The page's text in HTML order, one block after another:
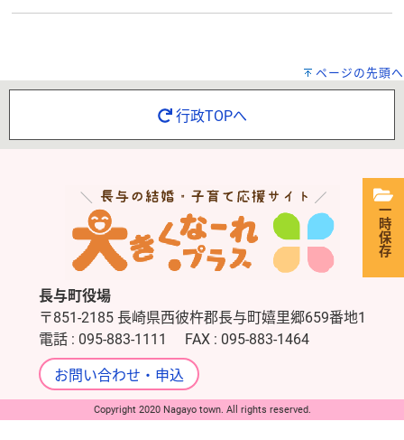
ページの先頭へ
行政TOPへ
長与町役場
〒851-2185 長崎県西彼杵郡長与町嬉里郷659番地1
電話 : 095-883-1111 FAX : 095-883-1464
お問い合わせ・申込
Copyright 2020 Nagayo town. All rights reserved.
一時保存